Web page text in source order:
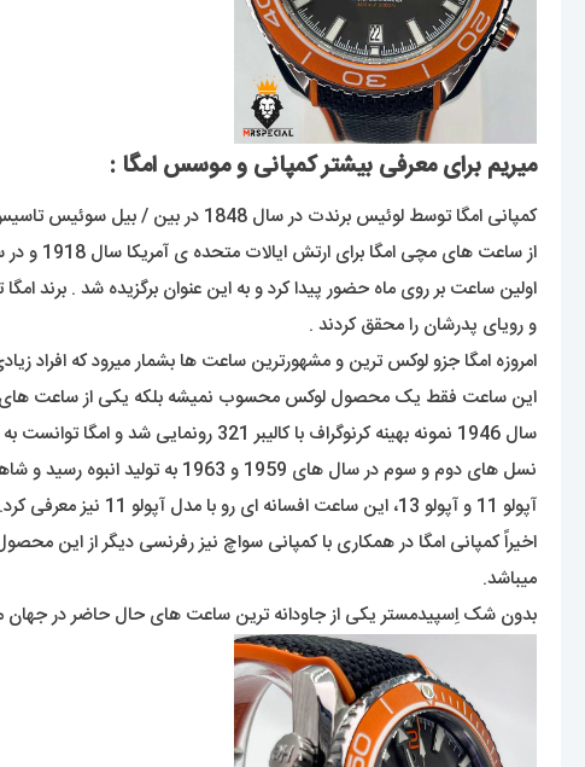
میریم برای معرفی بیشتر کمپانی و موسس امگا :
کمپانی امگا توسط لوئیس برندت در سال 1848 در بین / بیل سوئیس تاسیس شد که این برند زیر مجموعه ی گروه سواچ است .
و رویای پدرشان را محقق کردند .
امروزه امگا جزو لوکس ترین و مشهورترین ساعت ها بشمار میرود که افراد
سال 1946 نمونه بهینه کرنوگراف با کالیبر 321 رونمایی شد و امگا توانست به کرنوگرافی 12ساعته با تاکی متر ضمیمه شده به دور قاب دست پیدا کند.
آپولو 11 و آپولو 13، این ساعت افسانه ای رو با مدل آپولو 11 نیز معرفی کرد.
میباشد.
بدون شک اِسپیدمستر یکی از جاودانه ترین ساعت های حال حاضر در جهان